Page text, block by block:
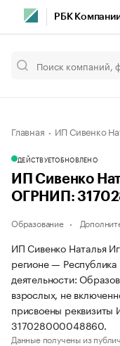
РБК
Главная ИП Сивенко
ДЕЙСТВУЕТОБНОВЛЕНО
ИП Сивенко
ОГРНИП:
Образование
ИП Сивенко Наталья
регионе —
деятельности:
взрослых, не
присвоены
317028000048860.
Данные получены из